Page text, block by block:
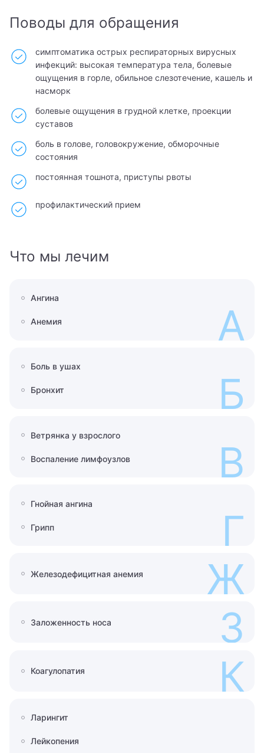
Поводы для обращения
симптоматика острых респираторных вирусных
инфекций: высокая температура тела, болевые
ощущения в горле, обильное слезотечение, кашель и
насморк
болевые ощущения в грудной клетке, проекции
суставов
боль в голове, головокружение, обморочные
состояния
постоянная тошнота, приступы рвоты
профилактический прием
Что мы лечим
Ангина
Анемия А
Боль в ушах
Бронхит Б
Ветрянка у взрослого
Воспаление лимфоузлов В
Гнойная ангина
Грипп Г
Железодефицитная анемия Ж
Заложенность носа З
Коагулопатия К
Ларингит
Лейкопения